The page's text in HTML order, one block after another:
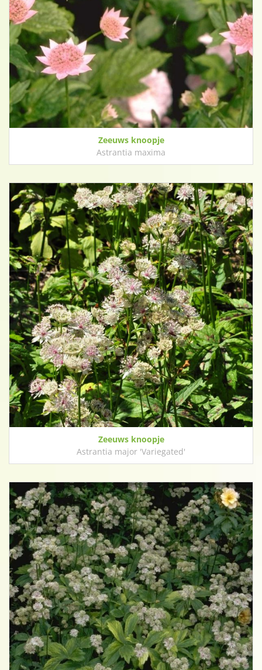
Zeeuws knoopje
Astrantia maxima
Zeeuws knoopje
Astrantia major 'Variegated'